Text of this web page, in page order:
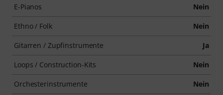
E-Pianos Nein
Ethno / Folk Nein
Gitarren / Zupfinstrumente Ja
Loops / Construction-Kits Nein
Orchesterinstrumente Nein